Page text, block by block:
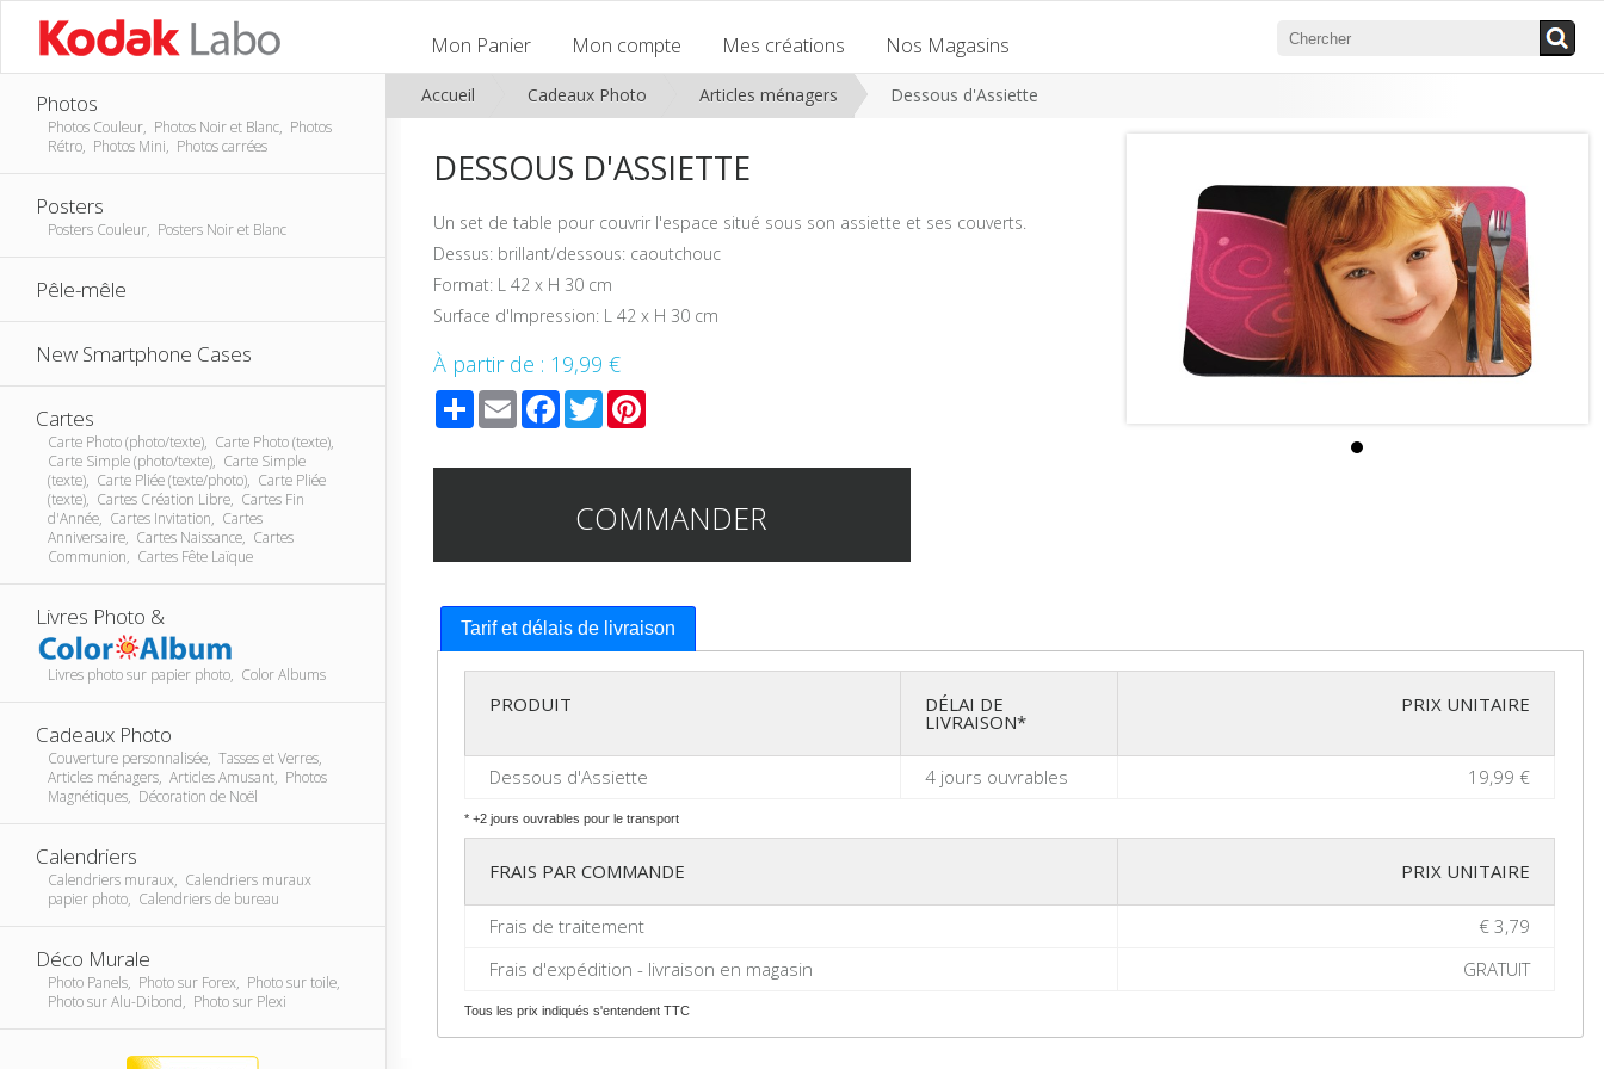
Mon Panier Mon compte Mes créations Nos Magasins
Photos
Photos Couleur, Photos Noir et Blanc, Photos
Rétro, Photos Mini, Photos carrées
Posters
Posters Couleur, Posters Noir et Blanc
Pêle-mêle
New Smartphone Cases
Cartes
Carte Photo (photo/texte), Carte Photo (texte),
Carte Simple (photo/texte), Carte Simple
(texte), Carte Pliée (texte/photo), Carte Pliée
(texte), Cartes Création Libre, Cartes Fin
d'Année, Cartes Invitation, Cartes
Anniversaire, Cartes Naissance, Cartes
Communion, Cartes Fête Laïque
Livres Photo &
Livres photo sur papier photo, Color Albums
Cadeaux Photo
Couverture personnalisée, Tasses et Verres,
Articles ménagers, Articles Amusant, Photos
Magnétiques, Décoration de Noël
Calendriers
Calendriers muraux, Calendriers muraux
papier photo, Calendriers de bureau
Déco Murale
Photo Panels, Photo sur Forex, Photo sur toile,
Photo sur Alu-Dibond, Photo sur Plexi
Accueil Cadeaux Photo Articles ménagers Dessous d'Assiette
DESSOUS D'ASSIETTE
Un set de table pour couvrir l'espace situé sous son assiette et ses couverts.
Dessus: brillant/dessous: caoutchouc
Format: L 42 x H 30 cm
Surface d'Impression: L 42 x H 30 cm
À partir de : 19,99 €
ShareEmailFacebook
TwitterPinterest
COMMANDER
Tarif et délais de livraison
PRODUIT DÉLAI DE
LIVRAISON*
PRIX UNITAIRE
Dessous d'Assiette 4 jours ouvrables 19,99 €
* +2 jours ouvrables pour le transport
FRAIS PAR COMMANDE PRIX UNITAIRE
Frais de traitement
€ 3,79
Frais d'expédition - livraison en magasin
GRATUIT
Tous les prix indiqués s'entendent TTC